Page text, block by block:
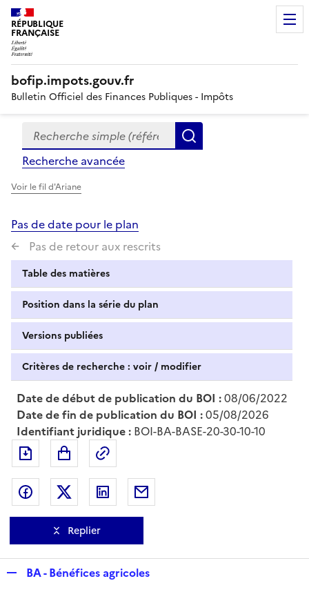
RÉPUBLIQUE
FRANÇAISE
bofip.impots.gouv.fr
Bulletin Officiel des Finances Publiques - Impôts
Formulaire
de
recherche
Recherche simple (références, mots clés, partie du
Recherche avancée
Voir le fil d'Ariane
Pas de date pour le plan
Pas de retour aux rescrits
Table des matières
Position dans la série du plan
Versions publiées
Critères de recherche : voir / modifier
Date de début de publication du BOI :08/06/2022
Date de fin de publication du BOI :05/08/2026
Identifiant juridique : BOI-BA-BASE-20-30-10-10
Exporter le document au format pdf
Partager sur Facebook
Partager sur Twitter
Partager sur LinkedIn
Replier
BA - Bénéfices agricoles